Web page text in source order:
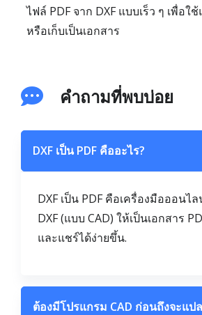
ไฟล์ PDF จาก DXF แบบเร็ว ๆ เพื่อใ
หรือเก็บเป็นเอกสาร
คำถามที่พบบ่อย
DXF เป็น PDF คืออะไร?
DXF เป็น PDF คือเครื่องมือออนไ
DXF (แบบ CAD) ให้เป็นเอกสาร
และแชร์ได้ง่ายขึ้น.
ต้องมีโปรแกรม CAD ก่อนถึงจะแปล